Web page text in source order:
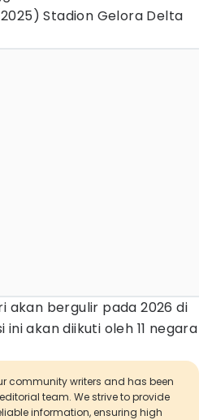
Stadion Gelora Delta
akan bergulir pada 2026 di
ini akan diikuti oleh 11 negara
community writers and has been
team. We strive to provide
information, ensuring high